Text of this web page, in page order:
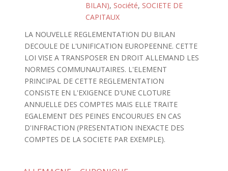
BILAN), Société, SOCIETE DE
CAPITAUX
LA NOUVELLE REGLEMENTATION DU BILAN
DECOULE DE L'UNIFICATION EUROPEENNE. CETTE
LOI VISE A TRANSPOSER EN DROIT ALLEMAND LES
NORMES COMMUNAUTAIRES. L'ELEMENT
PRINCIPAL DE CETTE REGLEMENTATION
CONSISTE EN L'EXIGENCE D'UNE CLOTURE
ANNUELLE DES COMPTES MAIS ELLE TRAITE
EGALEMENT DES PEINES ENCOURUES EN CAS
D'INFRACTION (PRESENTATION INEXACTE DES
COMPTES DE LA SOCIETE PAR EXEMPLE).